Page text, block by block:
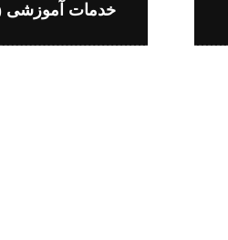
خدمات آموزشی